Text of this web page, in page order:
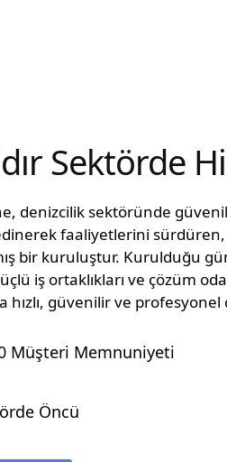
Sektörde
denizcilik sektöründe
faaliyetlerini
bir kuruluştur. Kurulduğu
iş ortaklıkları ve çözüm
hızlı, güvenilir ve
Müşteri Memnuniyeti
Öncü